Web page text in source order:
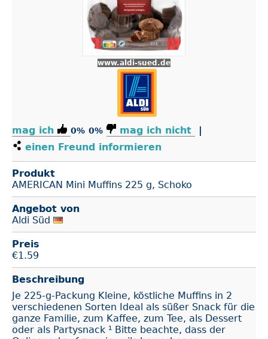
www.aldi-sued.de
mag ich 0% 0% mag ich nicht
|
einen Freund informieren
Produkt
AMERICAN Mini Muffins 225 g, Schoko
Angebot von
Aldi Süd
Preis
€1.59
Beschreibung
Je 225-g-Packung Kleine, köstliche Muffins in 2
verschiedenen Sorten Ideal als süßer Snack für die
ganze Familie, zum Kaffee, zum Tee, als Dessert
oder als Partysnack ¹ Bitte beachte, dass der